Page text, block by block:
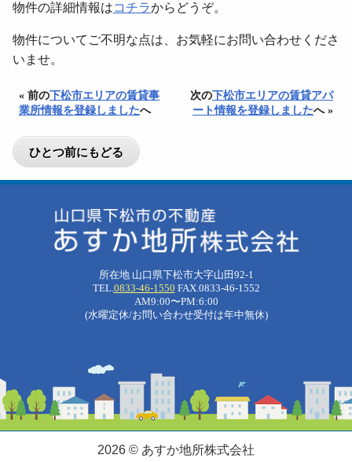
物件の詳細情報はコチラからどうぞ。
物件についてご不明な点は、お気軽にお問い合わせくださ
いませ。
« 前の下松市エリアの賃貸事
業所情報を登録しましたへ
次の下松市エリアの賃貸アパ
ート情報を登録しましたへ »
所在地 山口県下松市大字山田92-1
TEL.0833-46-1550 FAX.0833-46-1552
AM9:00〜PM:6:00
(水曜定休/お問い合わせ受付は年中無休)
2026 © あすか地所株式会社